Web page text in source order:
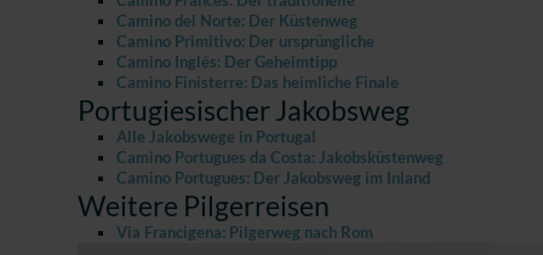
Camino del Norte: Der Küstenweg
Camino Primitivo: Der ursprüngliche
Camino Inglés: Der Geheimtipp
Camino Finisterre: Das heimliche Finale
Portugiesischer Jakobsweg
Alle Jakobswege in Portugal
Camino Portugues da Costa: Jakobsküstenweg
Camino Portugues: Der Jakobsweg im Inland
Weitere Pilgerreisen
Via Francigena: Pilgerweg nach Rom